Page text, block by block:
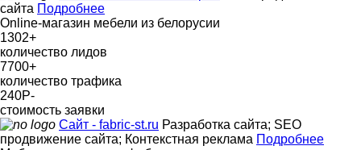
сайта Подробнее
Online-магазин мебели из белорусии
1302+
количество лидов
7700+
количество трафика
240Р-
стоимость заявки
Сайт - fabric-st.ru Разработка сайта; SEO
продвижение сайта; Контекстная реклама Подробнее